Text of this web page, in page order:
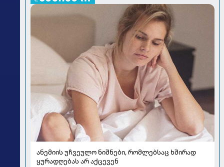
ანემიის უჩვეულო ნიშნები, რომლებსაც ხშირად
ყურადღებას არ აქცევენ